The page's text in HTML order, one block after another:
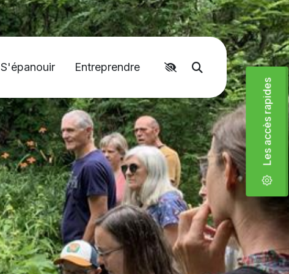
Moteur de
S'épanouir Entreprendre
Les accès rapides
Accéder aux liens rapides